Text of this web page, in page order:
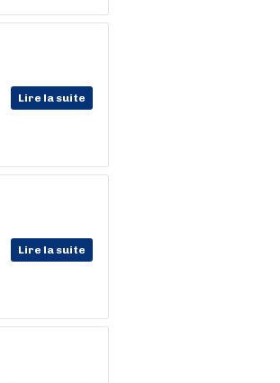
Lire la suite
Lire la suite